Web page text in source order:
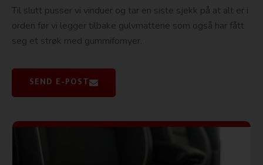
Til slutt pusser vi vinduer og tar en siste sjekk på at alt er i
orden før vi legger tilbake gulvmattene som også har fått
seg et strøk med gummifornyer.
SEND E-POST